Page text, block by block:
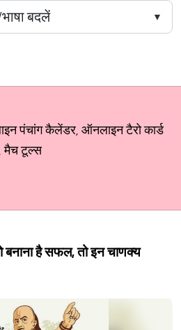
पंचांग कैलेंडर, ऑनलाइन टैरो कार्ड
मैच टूल्स
बनाना है सफल, तो इन चाणक्य